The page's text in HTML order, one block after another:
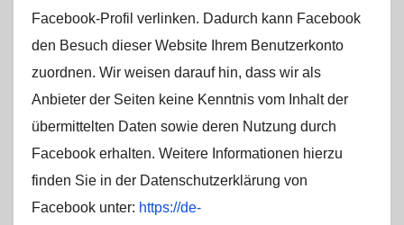
Facebook-Profil verlinken. Dadurch kann Facebook
den Besuch dieser Website Ihrem Benutzerkonto
zuordnen. Wir weisen darauf hin, dass wir als
Anbieter der Seiten keine Kenntnis vom Inhalt der
übermittelten Daten sowie deren Nutzung durch
Facebook erhalten. Weitere Informationen hierzu
finden Sie in der Datenschutzerklärung von
Facebook unter: https://de-